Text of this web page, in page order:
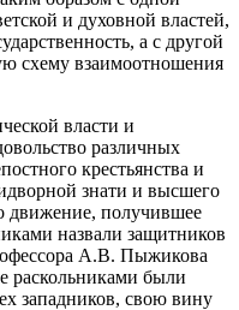
и духовной властей,
а с другой
схему взаимоотношения
власти и
различных
крестьянства и
знати и высшего
движение, получившее
назвали защитников
А.В. Пыжикова
раскольниками были
западников, свою вину